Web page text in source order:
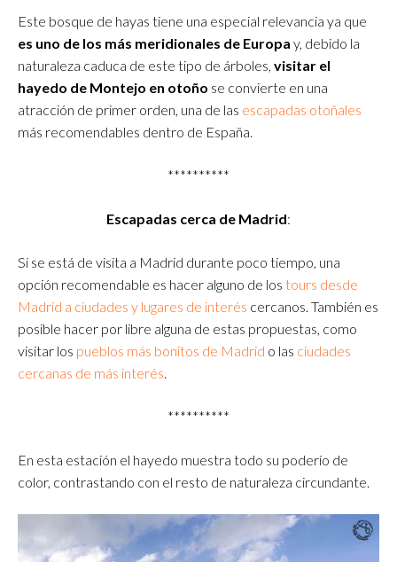
Este bosque de hayas tiene una especial relevancia ya que
es uno de los más meridionales de Europa y, debido la
naturaleza caduca de este tipo de árboles, visitar el
hayedo de Montejo en otoño se convierte en una
atracción de primer orden , una de las escapadas otoñales
más recomendables dentro de España.
**********
Escapadas cerca de Madrid:
Si se está de visita a Madrid durante poco tiempo, una
opción recomendable es hacer alguno de los tours desde
Madrid a ciudades y lugares de interés cercanos. También es
posible hacer por libre alguna de estas propuestas, como
visitar los pueblos más bonitos de Madrid o las ciudades
cercanas de más interés
**********
En esta estación el hayedo muestra todo su poderío de
color, contrastando con el resto de naturaleza circundante.